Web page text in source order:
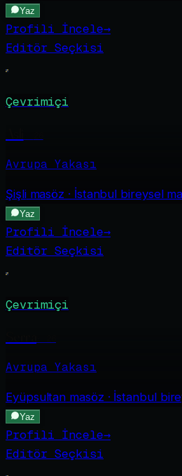
Yaz
Profili İncele→
Editör Seçkisi
Çevrimiçi
Avrupa Yakası
Şişlimasöz · İstanbul bireysel
Yaz
Profili İncele→
Editör Seçkisi
Çevrimiçi
Avrupa Yakası
Eyüpsultan masöz · İstanbul
Yaz
Profili İncele→
Editör Seçkisi